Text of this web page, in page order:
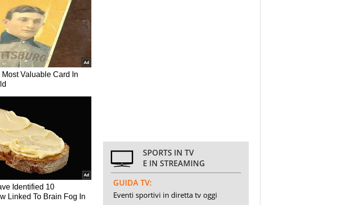
SPORTS IN TV
E IN STREAMING
GUIDA TV:
Eventi sportivi in diretta tv oggi